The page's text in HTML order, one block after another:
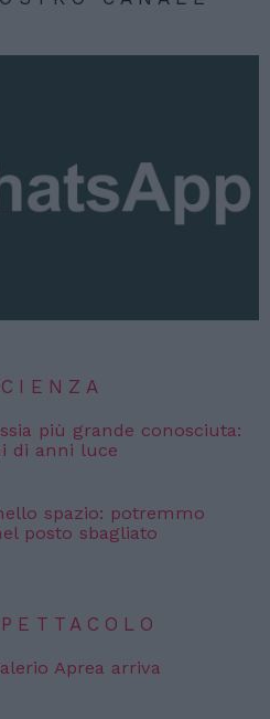
più grande conosciuta:
di anni luce
spazio: potremmo
posto sbagliato
Aprea arriva